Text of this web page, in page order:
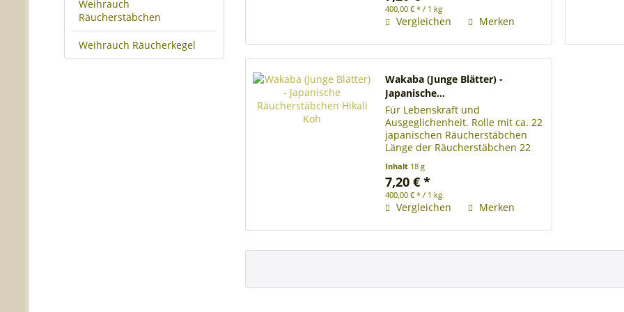
Weihrauch
Räucherstäbchen
Weihrauch Räucherkegel
Zimtblüten, Nelke, Narde, Kräuter
400,00 € * / 1 kg
Vergleichen Merken
Wakaba (Junge Blätter) -
Japanische...
Für Lebenskraft und
Ausgeglichenheit. Rolle mit ca. 22
japanischen Räucherstäbchen
Länge der Räucherstäbchen 22
Räucherstäbchen ca. 60 Minuten
Zimtblüten, Zedern, Nelke,
Benzoe, Gewürze, Rinden
Inhalt 18 g
7,20 € *
400,00 € * / 1 kg
Vergleichen Merken